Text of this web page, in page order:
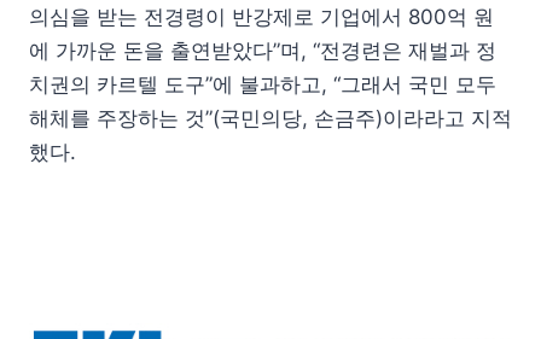
의심을 받는 전경령이 반강제로 기업에서 800억 원
에 가까운 돈을 출연받았다”며, “전경련은 재벌과 정
치권의 카르텔 도구”에 불과하고, “그래서 국민 모두
해체를 주장하는 것”(국민의당, 손금주)이라라고 지적
했다.